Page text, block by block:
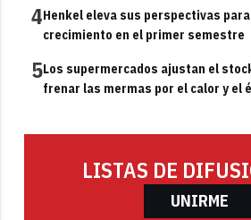
4Henkel eleva sus perspectivas
crecimiento en el primer semestre
5Los supermercados ajustan el
frenar las mermas por el calor y el
LISTAS DE
UNIRME